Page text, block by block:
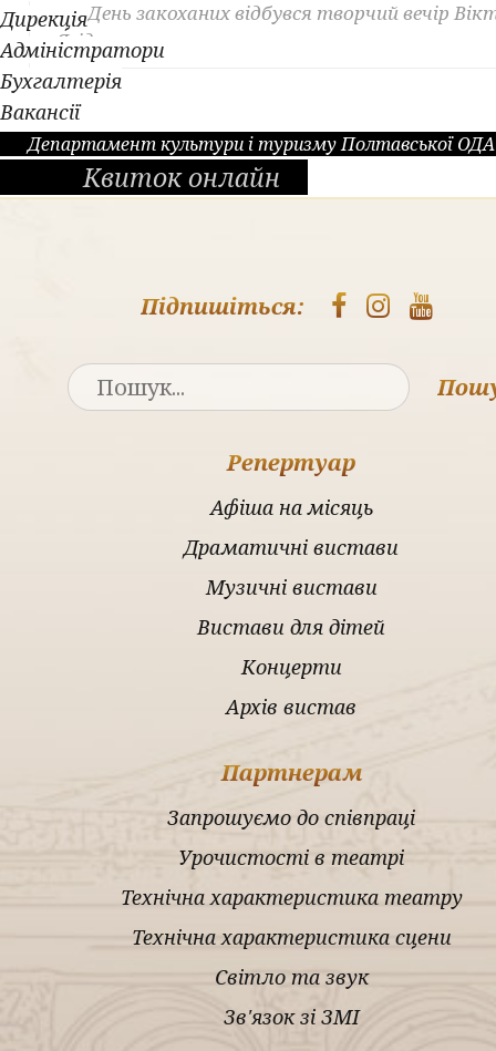
Дирекція
Адміністратори
Бухгалтерія
Вакансії
Департамент культури і туризму Полтавської ОДА
Квиток онлайн
У День закоханих відбувся творчий вечір
Ягідки
Підпишіться:
Репертуар
Афіша на місяць
Драматичні вистави
Музичні вистави
Вистави для дітей
Концерти
Архів вистав
Партнерам
Запрошуємо до співпраці
Урочистості в театрі
Технічна характеристика театру
Технічна характеристика сцени
Світло та звук
Зв'язок зі ЗМІ